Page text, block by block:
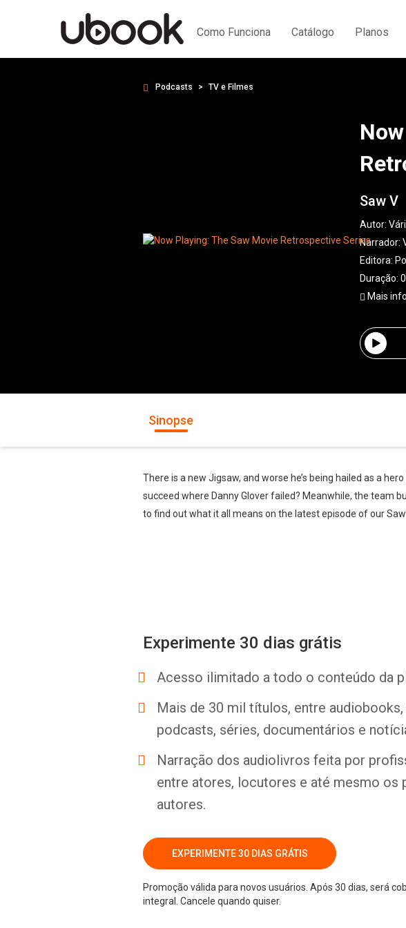
Como Funciona Catálogo Planos
Podcasts TV e Filmes
Saw V
Autor:
Narrador:
Editora:
Duração:
Mais
Sinopse
There is a new Jigsaw, and worse he’s being hailed as a
succeed where Danny Glover failed? Meanwhile, the team
to find out what it all means on the latest episode of our
Experimente 30 dias grátis
Acesso ilimitado a todo o conteúdo da
Mais de 30 mil títulos, entre
podcasts, séries, documentários e
Narração dos audiolivros feita por
entre atores, locutores e até mesmo os
autores.
EXPERIMENTE 30 DIAS GRÁTIS
Promoção válida para novos usuários. Após 30 dias, será
integral. Cancele quando quiser.